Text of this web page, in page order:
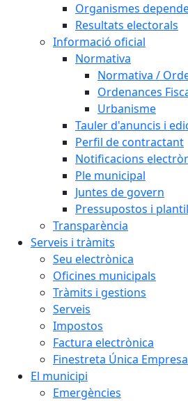
Organismes
Resultats electorals
Informació oficial
Normativa
Normativa /
Ordenances
Urbanisme
Tauler d'anuncis i
Perfil de contractant
Notificacions
Ple municipal
Juntes de govern
Pressupostos i
Transparència
Serveis i tràmits
Seu electrònica
Oficines municipals
Tràmits i gestions
Serveis
Impostos
Factura electrònica
Finestreta Única
El municipi
Emergències